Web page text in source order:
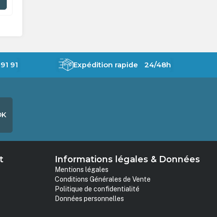
91 Expédition rapide 24/48h
Informations légales & Données
Mentions légales
Conditions Générales de Vente
Politique de confidentialité
Données personnelles